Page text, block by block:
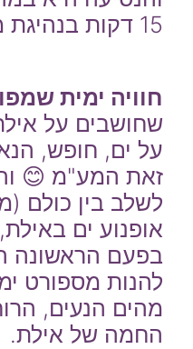
15 דקות בנהיגת מדריך צמוד בלבד.
חוויה ימית
שחושבים על
על ים, חופש,
זאת המע"מ 😊
לשלב בין כולם
אופנוע ים
בפעם הראשונה
להנות מספורט
מהים הנעים,
החמה של אילת.